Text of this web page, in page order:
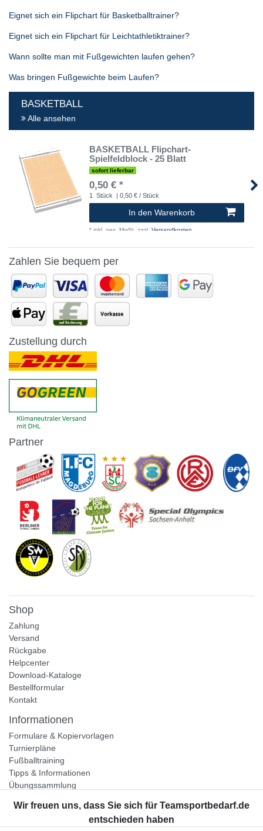
Eignet sich ein Flipchart für Basketballtrainer?
Eignet sich ein Flipchart für Leichtathletiktrainer?
Wann sollte man mit Fußgewichten laufen gehen?
Was bringen Fußgewichte beim Laufen?
BASKETBALL
Alle ansehen
BASKETBALL Flipchart-
Spielfeldblock - 25 Blatt
sofort lieferbar
0,50 € *
1 Stück | 0,50 € / Stück
In den Warenkorb
* inkl. ges. MwSt. zzgl. Versandkosten
Zahlen Sie bequem per
Zustellung durch
Partner
Shop
Zahlung
Versand
Rückgabe
Helpcenter
Download-Kataloge
Bestellformular
Kontakt
Informationen
Formulare & Kopiervorlagen
Turnierpläne
Fußballtraining
Tipps & Informationen
Übungssammlung
Unternehmen